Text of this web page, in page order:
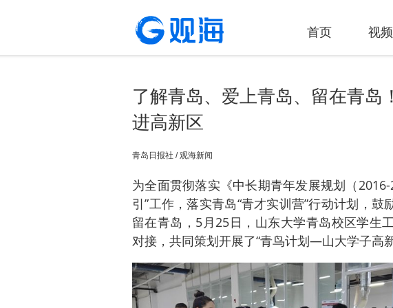
首页 视频
了解青岛、爱上青岛、留在青岛
进高新区
青岛日报社 / 观海新闻
为全面贯彻落实《中长期青年发展规划（
引”工作，落实青岛“青才实训营”行动计划，鼓
留在青岛，5月25日，山东大学青岛校区学生
对接，共同策划开展了“青鸟计划—山大学子高新